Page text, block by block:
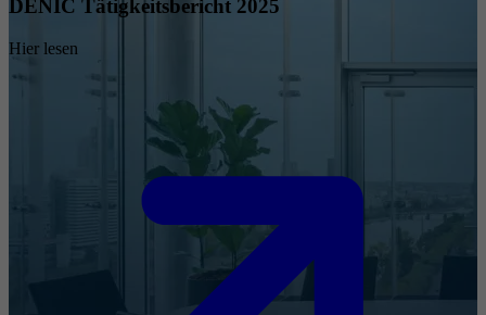
DENIC Tätigkeitsbericht 2025
Hier lesen